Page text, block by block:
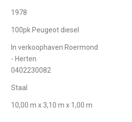
1978
100pk Peugeot diesel
In verkoophaven Roermond
- Herten
0402230082
Staal
10,00 m x 3,10 m x 1,00 m